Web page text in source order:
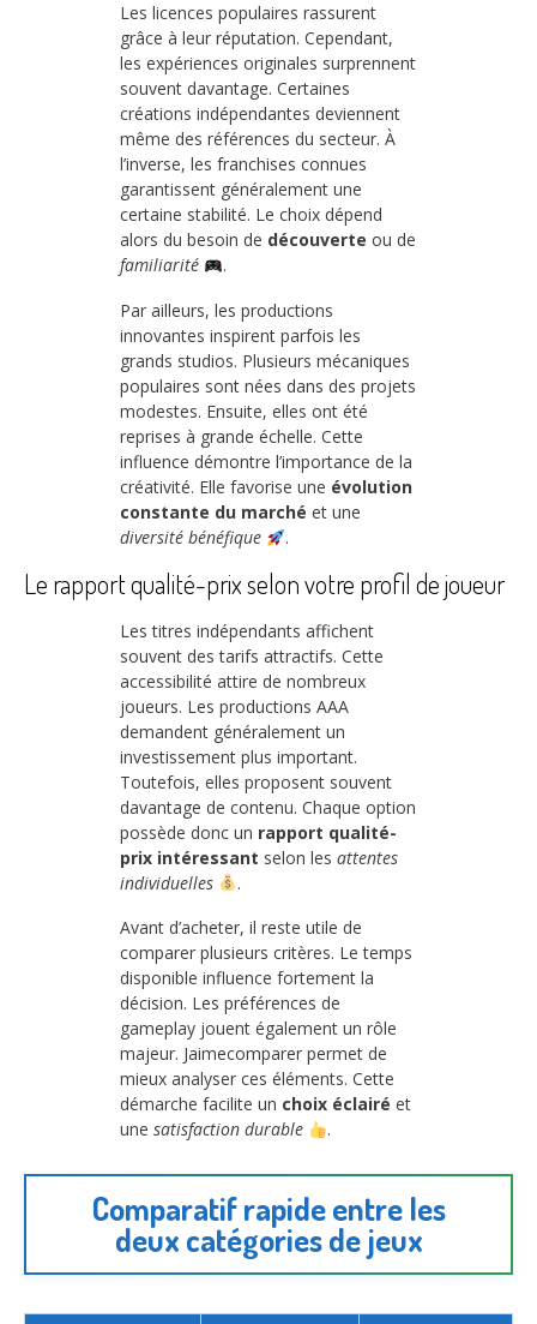
Les licences populaires rassurent
grâce à leur réputation. Cependant,
les expériences originales surprennent
souvent davantage. Certaines
créations indépendantes deviennent
même des références du secteur. À
l’inverse, les franchises connues
garantissent généralement une
certaine stabilité. Le choix dépend
alors du besoin de découverte ou de
familiarité
.
Par ailleurs, les productions
innovantes inspirent parfois les
grands studios. Plusieurs mécaniques
populaires sont nées dans des projets
modestes. Ensuite, elles ont été
reprises à grande échelle. Cette
influence démontre l’importance de la
créativité. Elle favorise une évolution
constante du marché et une
diversité bénéfique
.
Le rapport qualité-prix selon votre profil de joueur
Les titres indépendants affichent
souvent des tarifs attractifs. Cette
accessibilité attire de nombreux
joueurs. Les productions AAA
demandent généralement un
investissement plus important.
Toutefois, elles proposent souvent
davantage de contenu. Chaque option
possède donc un rapport qualité-
prix intéressant selon les attentes
individuelles
.
Avant d’acheter, il reste utile de
comparer plusieurs critères. Le temps
disponible influence fortement la
décision. Les préférences de
gameplay jouent également un rôle
majeur. Jaimecomparer permet de
mieux analyser ces éléments. Cette
démarche facilite un choix éclairé et
une satisfaction durable .
Comparatif rapide entre les
deux catégories de jeux